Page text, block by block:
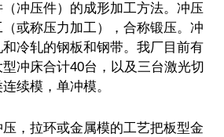
冲压件）的成形加工方法。冲压
或称压力加工），合称锻压。冲
冷轧的钢板和钢带。我厂目前有
冲床合计40台，以及三台激光切
续模，单冲模。
，拉环或金属模的工艺把板型金